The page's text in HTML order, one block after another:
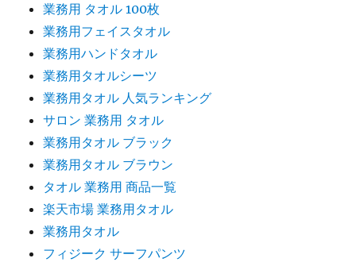
業務用 タオル 100枚
業務用フェイスタオル
業務用ハンドタオル
業務用タオルシーツ
業務用タオル 人気ランキング
サロン 業務用 タオル
業務用タオル ブラック
業務用タオル ブラウン
タオル 業務用 商品一覧
楽天市場 業務用タオル
業務用タオル
フィジーク サーフパンツ